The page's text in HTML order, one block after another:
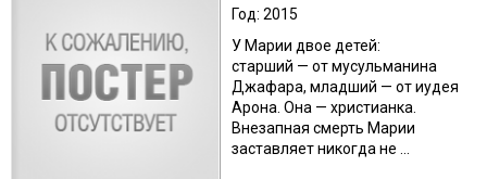
Год: 2015
У Марии двое детей:
старший — от мусульманина
Джафара, младший — от иудея
Арона. Она — христианка.
Внезапная смерть Марии
заставляет никогда не ...